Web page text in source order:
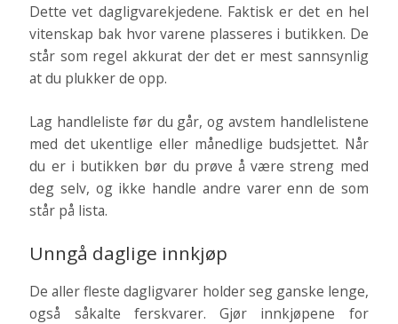
Dette vet dagligvarekjedene. Faktisk er det en hel
vitenskap bak hvor varene plasseres i butikken. De
står som regel akkurat der det er mest sannsynlig
at du plukker de opp.
Lag handleliste før du går, og avstem handlelistene
med det ukentlige eller månedlige budsjettet. Når
du er i butikken bør du prøve å være streng med
deg selv, og ikke handle andre varer enn de som
står på lista.
Unngå daglige innkjøp
De aller fleste dagligvarer holder seg ganske lenge,
også såkalte ferskvarer. Gjør innkjøpene for